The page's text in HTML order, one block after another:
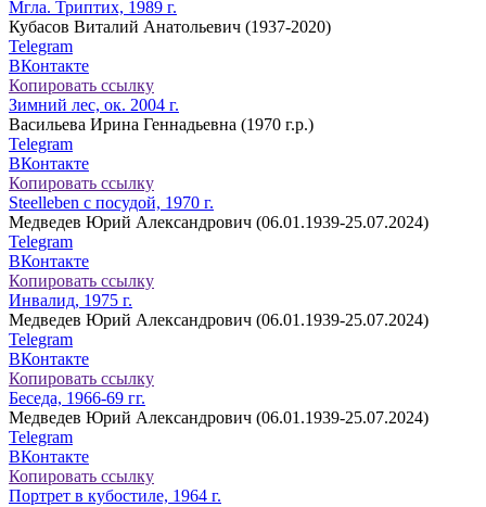
Мгла. Триптих, 1989 г.
Кубасов Виталий Анатольевич (1937-2020)
Telegram
ВКонтакте
Копировать ссылку
Зимний лес, ок. 2004 г.
Васильева Ирина Геннадьевна (1970 г.р.)
Telegram
ВКонтакте
Копировать ссылку
Steelleben с посудой, 1970 г.
Медведев Юрий Александрович (06.01.1939-25.07.2024)
Telegram
ВКонтакте
Копировать ссылку
Инвалид, 1975 г.
Медведев Юрий Александрович (06.01.1939-25.07.2024)
Telegram
ВКонтакте
Копировать ссылку
Беседа, 1966-69 гг.
Медведев Юрий Александрович (06.01.1939-25.07.2024)
Telegram
ВКонтакте
Копировать ссылку
Портрет в кубостиле, 1964 г.